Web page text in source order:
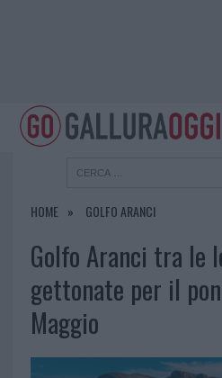
HOME GOLFO ARANCI
Golfo Aranci tra le
gettonate per il
Maggio